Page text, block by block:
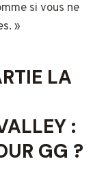
si vous ne
»
LA
:
GG ?